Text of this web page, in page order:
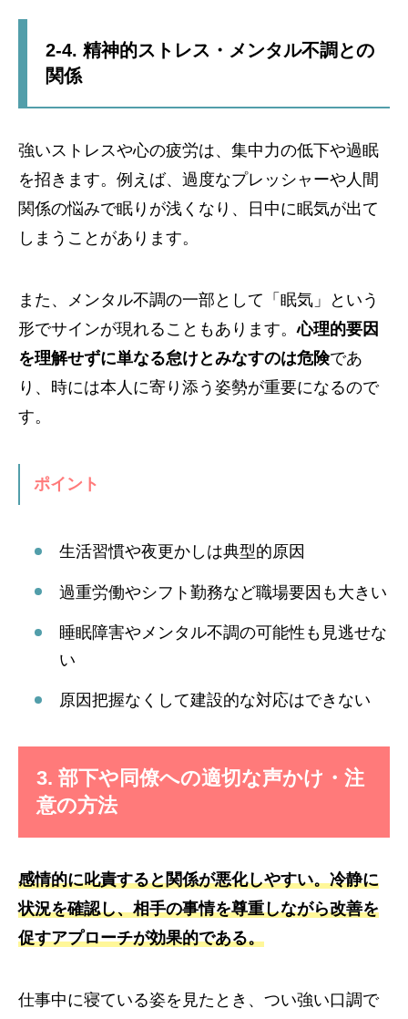
2-4. 精神的ストレス・メンタル不調との
関係
強いストレスや心の疲労は、集中力の低下や過眠
を招きます。例えば、過度なプレッシャーや人間
関係の悩みで眠りが浅くなり、日中に眠気が出て
しまうことがあります。
また、メンタル不調の一部として「眠気」という
形でサインが現れることもあります。心理的要因
を理解せずに単なる怠けとみなすのは危険であ
り、時には本人に寄り添う姿勢が重要になるので
す。
ポイント
生活習慣や夜更かしは典型的原因
過重労働やシフト勤務など職場要因も大きい
睡眠障害やメンタル不調の可能性も見逃せな
い
原因把握なくして建設的な対応はできない
3. 部下や同僚への適切な声かけ・注
意の方法
感情的に叱責すると関係が悪化しやすい。冷静に
状況を確認し、相手の事情を尊重しながら改善を
促すアプローチが効果的である。
仕事中に寝ている姿を見たとき、つい強い口調で